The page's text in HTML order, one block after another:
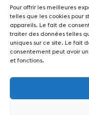
Pour offrir les meilleures
telles que les cookies pour
appareils. Le fait de
traiter des données telles
uniques sur ce site. Le fait
consentement peut avoir
et fonctions.
News
Fondation Sion